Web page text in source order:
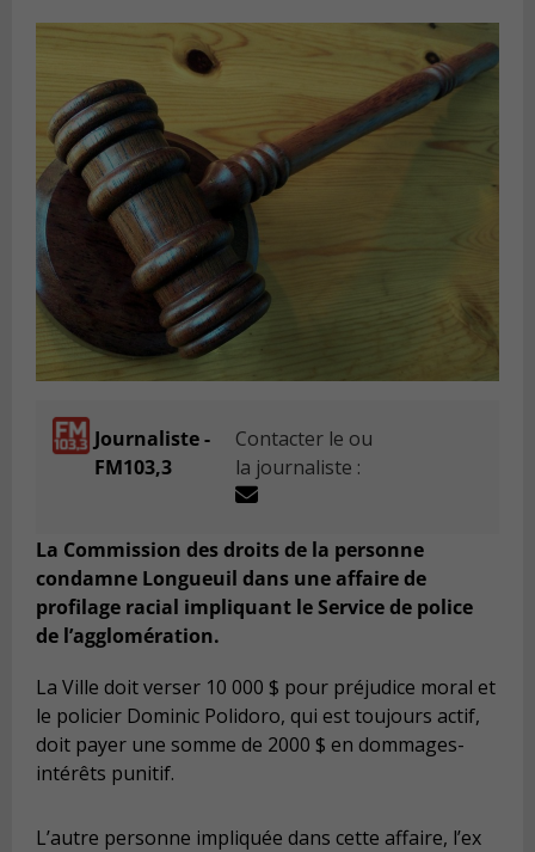
Journaliste -
FM103,3
Contacter le ou
la journaliste :
La Commission des droits de la personne
condamne Longueuil dans une affaire de
profilage racial impliquant le Service de police
de l’agglomération.
La Ville doit verser 10 000 $ pour préjudice moral et
le policier Dominic Polidoro, qui est toujours actif,
doit payer une somme de 2000 $ en dommages-
intérêts punitif.
L’autre personne impliquée dans cette affaire, l’ex